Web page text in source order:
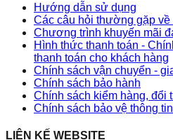
Hướng dẫn sử dụng
Các câu hỏi thường gặp về
Chương trình khuyến mãi
Hình thức thanh toán -
thanh toán cho khách hàng
Chính sách vận chuyển -
Chính sách bảo hành
Chính sách kiểm hàng, đổi
Chính sách bảo vệ thông
LIÊN KẾ WEBSITE